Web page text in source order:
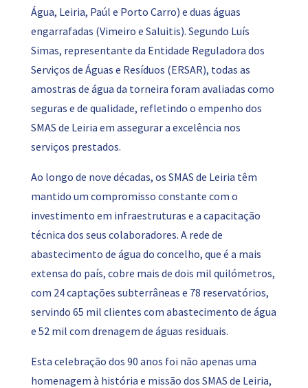
Água, Leiria, Paúl e Porto Carro) e duas águas
engarrafadas (Vimeiro e Saluitis). Segundo Luís
Simas, representante da Entidade Reguladora dos
Serviços de Águas e Resíduos (ERSAR), todas as
amostras de água da torneira foram avaliadas como
seguras e de qualidade, refletindo o empenho dos
SMAS de Leiria em assegurar a excelência nos
serviços prestados.
Ao longo de nove décadas, os SMAS de Leiria têm
mantido um compromisso constante com o
investimento em infraestruturas e a capacitação
técnica dos seus colaboradores. A rede de
abastecimento de água do concelho, que é a mais
extensa do país, cobre mais de dois mil quilómetros,
com 24 captações subterrâneas e 78 reservatórios,
servindo 65 mil clientes com abastecimento de água
e 52 mil com drenagem de águas residuais.
Esta celebração dos 90 anos foi não apenas uma
homenagem à história e missão dos SMAS de Leiria,